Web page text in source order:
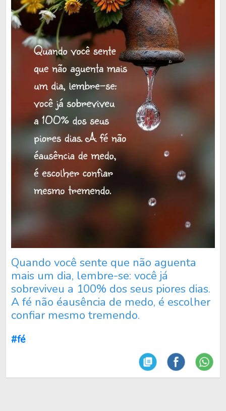
Quando você sente que não aguenta
mais um dia, lembre-se: você já
sobreviveu a 100% dos seus piores dias.
A fé não éausência de medo, é escolher
confiar mesmo tremendo.
#fé